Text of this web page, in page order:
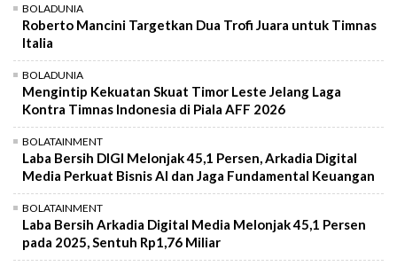
BOLADUNIA
Roberto Mancini Targetkan Dua Trofi Juara untuk Timnas
Italia
BOLADUNIA
Mengintip Kekuatan Skuat Timor Leste Jelang Laga
Kontra Timnas Indonesia di Piala AFF 2026
BOLATAINMENT
Laba Bersih DIGI Melonjak 45,1 Persen, Arkadia Digital
Media Perkuat Bisnis AI dan Jaga Fundamental Keuangan
BOLATAINMENT
Laba Bersih Arkadia Digital Media Melonjak 45,1 Persen
pada 2025, Sentuh Rp1,76 Miliar